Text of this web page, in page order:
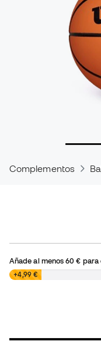
Complementos
Añade al menos60 € para
0,00 €
+4,99 €